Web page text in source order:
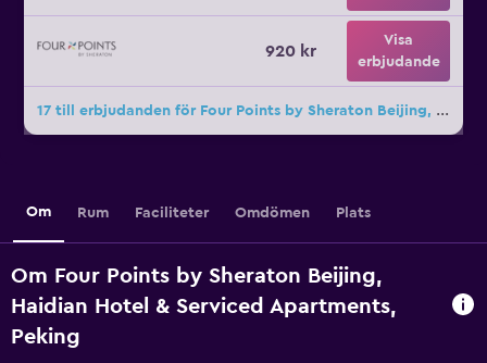
920 kr
Visa
erbjudande
17 till erbjudanden för Four Points by Sheraton Beijing, Haidian Hotel & Serviced Apartments
Om Rum Faciliteter Omdömen Plats
Om Four Points by Sheraton Beijing,
Haidian Hotel & Serviced Apartments,
Peking